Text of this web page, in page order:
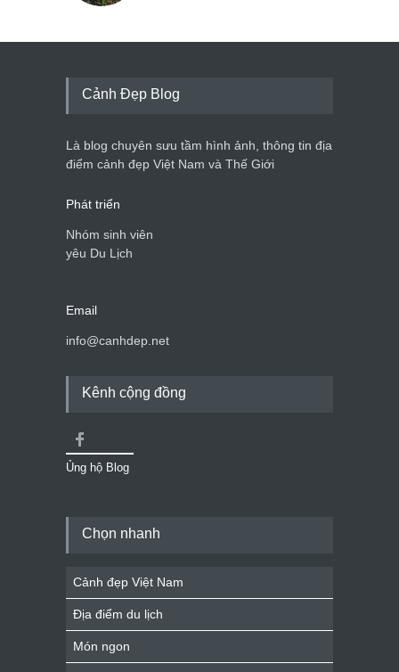
Cảnh Đẹp Blog
Là blog chuyên sưu tầm hình ảnh, thông tin địa
điểm cảnh đẹp Việt Nam và Thế Giới
Phát triển
Nhóm sinh viên
yêu Du Lịch
Email
info@canhdep.net
Kênh cộng đồng
Ủng hộ Blog
Chọn nhanh
Cảnh đẹp Việt Nam
Địa điểm du lịch
Món ngon